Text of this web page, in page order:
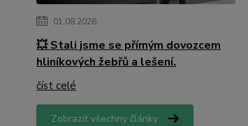
01.08.2026
💥 Stali jsme se přímým dovozcem
hliníkových žebřů a lešení.
číst celé
Zobrazit všechny články